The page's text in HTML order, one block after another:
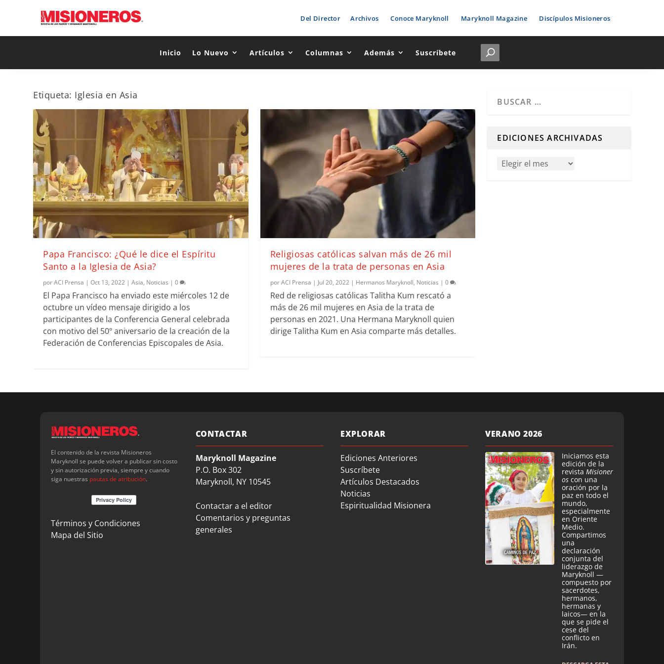
Del Director Archivos Conoce Maryknoll Maryknoll Magazine Discípulos Misioneros
Inicio Lo Nuevo Artículos Columnas Además Suscríbete
Etiqueta: Iglesia en Asia
Papa Francisco: ¿Qué le dice el Espíritu
Santo a la Iglesia de Asia?
porACI Prensa |Oct 13, 2022 |Asia, Noticias |0
El Papa Francisco ha enviado este miércoles 12 de
octubre un vídeo mensaje dirigido a los
participantes de la Conferencia General celebrada
con motivo del 50º aniversario de la creación de la
Federación de Conferencias Episcopales de Asia.
Religiosas católicas salvan más de 26 mil
mujeres de la trata de personas en Asia
porACI Prensa | Jul 20, 2022 | Hermanos Maryknoll, Noticias | 0
Red de religiosas católicas Talitha Kum rescató a
más de 26 mil mujeres en Asia de la trata de
personas en 2021. Una Hermana Maryknoll quien
dirige Talitha Kum en Asia comparte más detalles.
EDICIONES ARCHIVADAS
El contenido de la revista Misioneros
Maryknoll se puede volver a publicar sin costo
y sin autorización previa, siempre y cuando
siga nuestras pautas de atribución.
Términos y Condiciones
Mapa del Sitio
CONTACTAR
Maryknoll Magazine
P.O. Box 302
Maryknoll, NY 10545
Contactar a el editor
Comentarios y preguntas
generales
EXPLORAR
Ediciones Anteriores
Suscríbete
Artículos Destacados
Noticias
Espiritualidad Misionera
VERANO 2026
Iniciamos esta
edición de la
revista Misioner
os con una
oración por la
paz en todo el
mundo,
especialmente
en Oriente
Medio.
Compartimos
una
declaración
conjunta del
liderazgo de
Maryknoll —
compuesto por
sacerdotes,
hermanos,
hermanas y
laicos— en la
que se pide el
cese del
conflicto en
Irán.